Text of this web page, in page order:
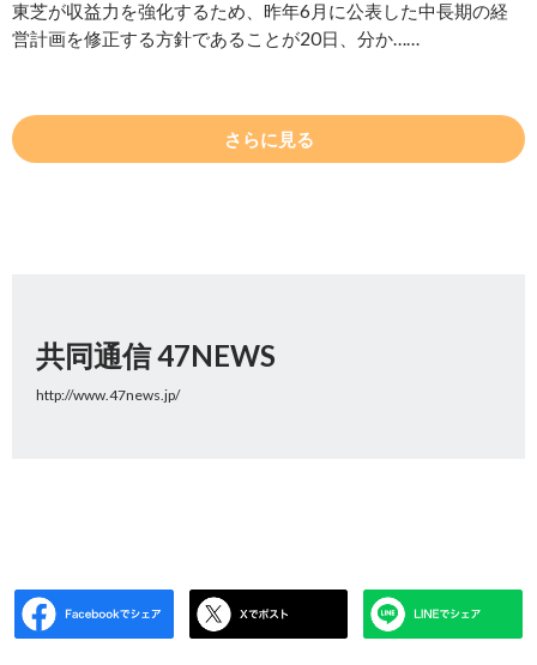
東芝が収益力を強化するため、昨年6月に公表した中長期の経
営計画を修正する方針であることが20日、分か……
さらに見る
共同通信 47NEWS
http://www.47news.jp/